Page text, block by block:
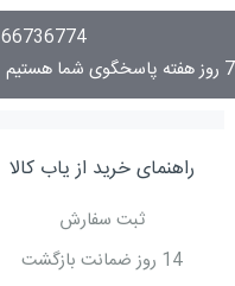
66736774 - 021-66736726 info@yabkala.com
7 روز هفته پاسخگوی شما هستیم
راهنمای خرید از یاب کالا
ثبت سفارش
14 روز ضمانت بازگشت